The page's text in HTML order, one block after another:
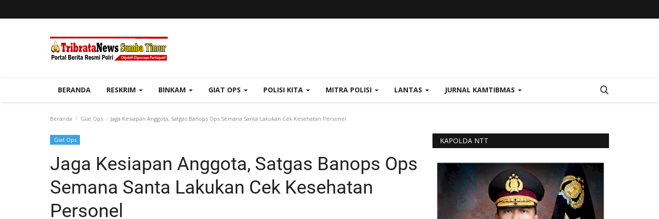
BERANDA RESKRIM BINKAM GIAT OPS POLISI KITA MITRA POLISI LANTAS JURNAL KAMTIBMAS
Beranda Giat Ops Jaga Kesiapan Anggota, Satgas Banops Ops Semana Santa Lakukan Cek Kesehatan Personel
Giat Ops
Jaga Kesiapan Anggota, Satgas Banops Ops
Semana Santa Lakukan Cek Kesehatan
Personel
KAPOLDA NTT